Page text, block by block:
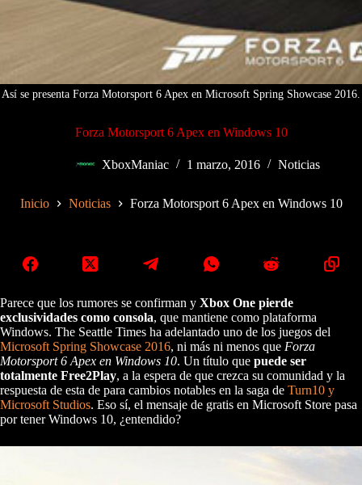
Así se presenta Forza Motorsport 6 Apex en Microsoft Spring Showcase 2016.
Forza Motorsport 6 Apex en Windows 10
XboxManiac 1 marzo, 2016 Noticias
Inicio Noticias Forza Motorsport 6 Apex en Windows 10
Parece que los rumores se confirman y Xbox One pierde
exclusividades como consola, que mantiene como plataforma
Windows. The Seattle Times ha adelantado uno de los juegos del
Microsoft Spring Showcase 2016, ni más ni menos que Forza
Motorsport 6 Apex en Windows 10. Un título que puede ser
totalmente Free2Play, a la espera de que crezca su comunidad y la
respuesta de esta de para cambios notables en la saga de Turn10 y
Microsoft Studios. Eso sí, el mensaje de gratis en Microsoft Store pasa
por tener Windows 10, ¿entendido?